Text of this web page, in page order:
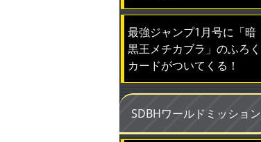
最強ジャンプ1月号に「暗
黒王メチカブラ」のふろく
カードがついてくる！
SDBHワールドミッション